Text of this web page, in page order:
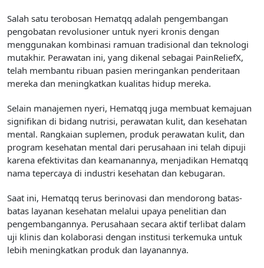
Salah satu terobosan Hematqq adalah pengembangan
pengobatan revolusioner untuk nyeri kronis dengan
menggunakan kombinasi ramuan tradisional dan teknologi
mutakhir. Perawatan ini, yang dikenal sebagai PainReliefX,
telah membantu ribuan pasien meringankan penderitaan
mereka dan meningkatkan kualitas hidup mereka.
Selain manajemen nyeri, Hematqq juga membuat kemajuan
signifikan di bidang nutrisi, perawatan kulit, dan kesehatan
mental. Rangkaian suplemen, produk perawatan kulit, dan
program kesehatan mental dari perusahaan ini telah dipuji
karena efektivitas dan keamanannya, menjadikan Hematqq
nama tepercaya di industri kesehatan dan kebugaran.
Saat ini, Hematqq terus berinovasi dan mendorong batas-
batas layanan kesehatan melalui upaya penelitian dan
pengembangannya. Perusahaan secara aktif terlibat dalam
uji klinis dan kolaborasi dengan institusi terkemuka untuk
lebih meningkatkan produk dan layanannya.